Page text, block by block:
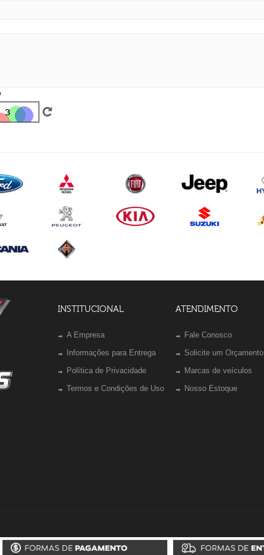
INSTITUCIONAL
A Empresa
Informações para Entrega
Política de Privacidade
Termos e Condições de Uso
ATENDIMENTO
Fale Conosco
Solicite um Orçamento
Marcas de veículos
Nosso Estoque